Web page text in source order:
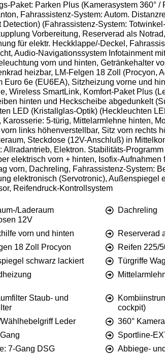
Paket: Parken Plus (Kamerasystem 360°
Fahrassistenz-System: Autom.
Detection) (Fahrassistenz-System:
Vorbereitung, Reserverad als
für elektr. Heckklappe/-Deckel,
Audio-Navigationssystem Infotainment
vorn und hinten, Getränkehalter
heizbar, LM-Felgen 18 Zoll (Procyon,
Euro 6e (EU6EA), Sitzheizung vorne und
Wireless SmartLink, Komfort-Paket Plus
hinten und Heckscheibe abgedunkelt
LED (Kristallglas-Optik) (Heckleuchten
Karosserie: 5-türig, Mittelarmlehne hinten,
vorn links höhenverstellbar, Sitz vorn rechts
Steckdose (12V-Anschluß) in
Allradantrieb, Elektron. Stabilitäts-
elektrisch vorn + hinten, Isofix-
vorn, Dachreling, Fahrassistenz-System:
elektronisch (Servotronic), Außenspiegel
Reifendruck-Kontrollsystem
Laderaum
12V
Dachreling
vorn und hinten Reserverad
18 Zoll Procyon
Reifen 225/
schwarz lackiert
Türgriffe
Staub- und
cockpit)
Leder
360° Kamera
Sportline-
7-Gang DSG
Abbiege-